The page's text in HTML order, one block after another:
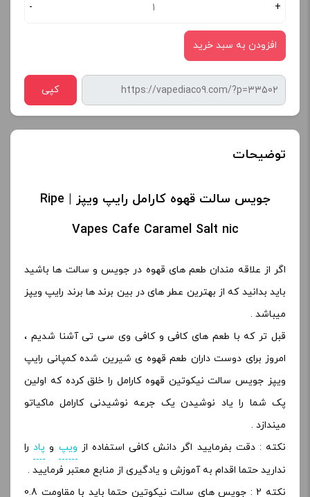
- +
افزودن به سبد خرید
کپی
توضیحات
جویس سالت قهوه کارامل رایپ ویپز | Ripe
Vapes Cafe Caramel Salt nic
اگر از علاقه مندان طعم های قهوه در جویس و سالت ها باشید
باید بدانید که از بهترین عطر های در بین برند ها برند رایپ ویپز
میباشد .
قبل تر که با طعم های کافی و کافی وی سی تی آشنا شدیم ،
امروز برای دوست داران طعم قهوه ی شیرین شده کمپانی رایپ
ویپز جویس سالت نیکوتین قهوه کارامل را خلق کرده که اولین
پک شما را یاد نوشیدن یک جرعه نوشیدنی کارامل ماکیاتو
میندازد .
نکته : دقت بفرمایید اگر دانش کافی استفاده از ویپ و پادرا
ندارید حتما اقدام به آموزش و یادگیری از منابع معتبر فرمایید .
نکته 2 : جویس های سالت نیکوتین حتما باید با مقاومت 0.8